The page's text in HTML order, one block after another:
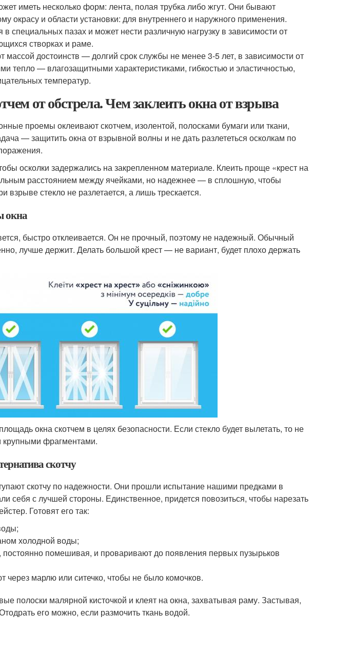
иметь несколько форм: лента, полая трубка либо жгут. Они бывают
окрасу и области установки: для внутреннего и наружного применения.
в специальных пазах и может нести различную нагрузку в зависимости от
створках и раме.
массой достоинств — долгий срок службы не менее 3-5 лет, в зависимости от
тепло — влагозащитными характеристиками, гибкостью и эластичностью,
температур.
от обстрела. Чем заклеить окна от взрыва
проемы оклеивают скотчем, изолентой, полосками бумаги или ткани,
— защитить окна от взрывной волны и не дать разлететься осколкам по
осколки задержались на закрепленном материале. Клеить проще «‎крест на
расстоянием между ячейками, но надежнее — в сплошную, чтобы
взрыве стекло не разлетается, а лишь трескается.
окна
быстро отклеивается. Он не прочный, поэтому не надежный. Обычный
лучше держит. Делать большой крест — не вариант, будет плохо держать
окна скотчем в целях безопасности. Если стекло будет вылетать, то не
крупными фрагментами.
скотчу
скотчу по надежности. Они прошли испытание нашими предками в
себя с лучшей стороны. Единственное, придется повозиться, чтобы нарезать
Готовят его так:
холодной воды;
помешивая, и проваривают до появления первых пузырьков
через марлю или ситечко, чтобы не было комочков.
полоски малярной кисточкой и клеят на окна, захватывая раму. Застывая,
его можно, если размочить ткань водой.